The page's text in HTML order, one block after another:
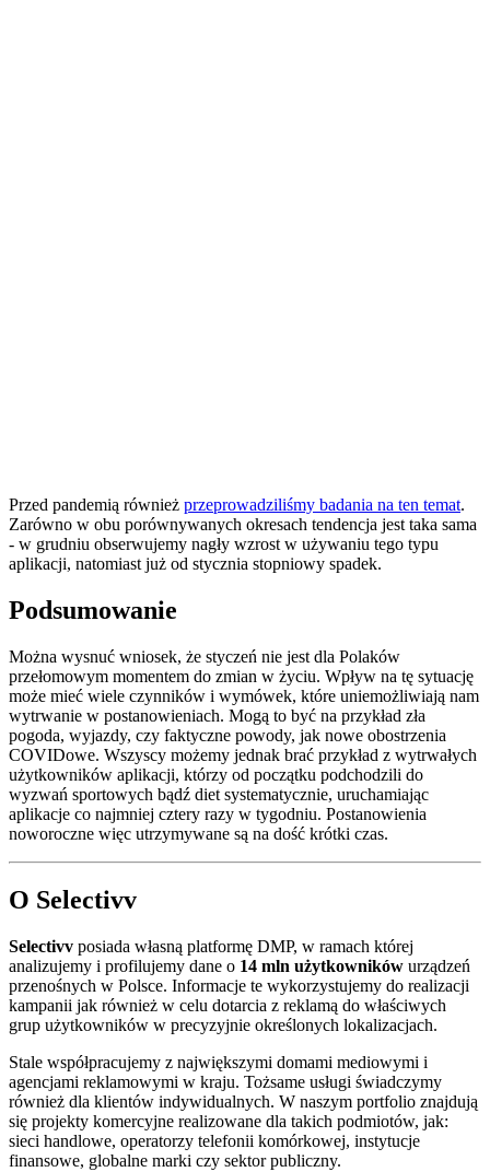
Przed pandemią również przeprowadziliśmy badania na ten temat.
Zarówno w obu porównywanych okresach tendencja jest taka sama
- w grudniu obserwujemy nagły wzrost w używaniu tego typu
aplikacji, natomiast już od stycznia stopniowy spadek.
Podsumowanie
Można wysnuć wniosek, że styczeń nie jest dla Polaków
przełomowym momentem do zmian w życiu. Wpływ na tę sytuację
może mieć wiele czynników i wymówek, które uniemożliwiają nam
wytrwanie w postanowieniach. Mogą to być na przykład zła
pogoda, wyjazdy, czy faktyczne powody, jak nowe obostrzenia
COVIDowe. Wszyscy możemy jednak brać przykład z wytrwałych
użytkowników aplikacji, którzy od początku podchodzili do
wyzwań sportowych bądź diet systematycznie, uruchamiając
aplikacje co najmniej cztery razy w tygodniu. Postanowienia
noworoczne więc utrzymywane są na dość krótki czas.
O Selectivv
Selectivv posiada własną platformę DMP, w ramach której
analizujemy i profilujemy dane o 14 mln użytkowników urządzeń
przenośnych w Polsce. Informacje te wykorzystujemy do realizacji
kampanii jak również w celu dotarcia z reklamą do właściwych
grup użytkowników w precyzyjnie określonych lokalizacjach.
Stale współpracujemy z największymi domami mediowymi i
agencjami reklamowymi w kraju. Tożsame usługi świadczymy
również dla klientów indywidualnych. W naszym portfolio znajdują
się projekty komercyjne realizowane dla takich podmiotów, jak:
sieci handlowe, operatorzy telefonii komórkowej, instytucje
finansowe, globalne marki czy sektor publiczny.